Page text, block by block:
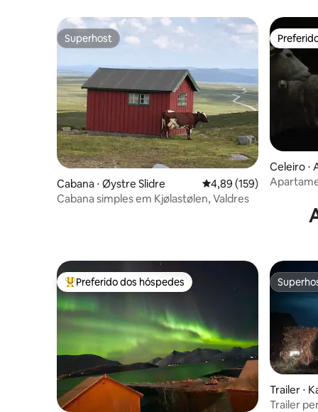
Superhost
Superhost
Cabana ⋅ Øystre Slidre 4,89 de uma avaliação
4,89 (159)
Cabana simples em Kjølastølen, Valdres
Celeiro ⋅
Entre os melhores preferidos dos hóspedes
Preferido dos hóspedes
Trailer ⋅
Trailer